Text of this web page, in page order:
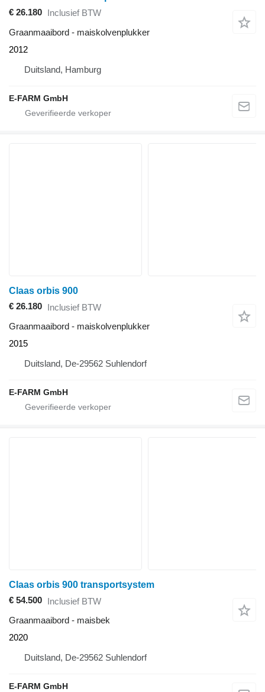
€ 26.180 Inclusief BTW
Graanmaaibord - maiskolvenplukker
2012
Duitsland, Hamburg
E-FARM GmbH
Claas orbis 900
€ 26.180 Inclusief BTW
Graanmaaibord - maiskolvenplukker
2015
Duitsland, De-29562 Suhlendorf
E-FARM GmbH
Claas orbis 900 transportsystem
€ 54.500 Inclusief BTW
Graanmaaibord - maisbek
2020
Duitsland, De-29562 Suhlendorf
E-FARM GmbH